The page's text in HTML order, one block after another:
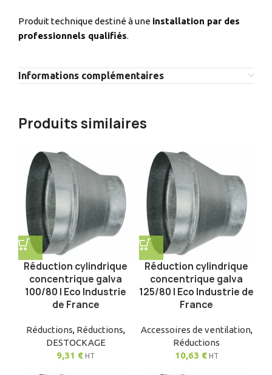
Produit technique destiné à une installation par des
professionnels qualifiés.
Informations complémentaires
Produits similaires
Réduction cylindrique
concentrique galva
100/80 | Eco Industrie
de France
Réductions, Réductions,
DESTOCKAGE
9,31 € HT
Réduction cylindrique
concentrique galva
125/80 | Eco Industrie de
France
Accessoires de ventilation,
Réductions
10,63 € HT